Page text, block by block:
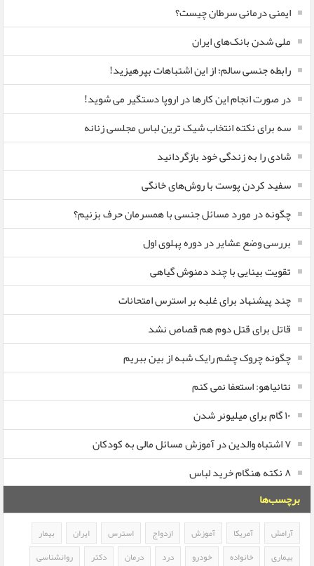
ایمنی درمانی سرطان چیست؟
ملی شدن بانک‌های ایران
رابطه جنسی سالم؛ از این اشتباهات بپرهیزید!
در صورت انجام این کارها در اروپا دستگیر می شوید!
سه برای نکته انتخاب شیک ترین لباس مجلسی زنانه
شادی را به زندگی خود بازگردانید
سفید کردن پوست با روش‌های خانگی
چگونه در مورد مسائل جنسی با همسرمان حرف بزنیم؟
بررسی وضع عشایر در دوره پهلوی اول
تقویت بینایی با چند دمنوش گیاهی
چند پیشنهاد برای غلبه بر استرس امتحانات
قاتل برای قتل دوم هم قصاص نشد
چگونه چروک چشم رایک شبه از بین ببریم
نتانیاهو: استعفا نمی کنم
۱۰ گام برای میلیونر شدن
۷ اشتباه والدین در آموزش مسائل مالی به کودکان
۸ نکته هنگام خرید لباس
برچسب‌ها
آرامش آمریکا آموزش ازدواج استرس ایران
بیمار
بیماری
خانواده خودرو درد درمان دکتر
روانشناسی